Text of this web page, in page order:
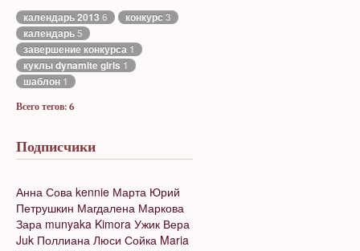
календарь 2013 6 конкурс 3
календарь5
завершение конкурса 1
куклы dynamite girls 1
шаблон 1
Всего тегов: 6
Подписчики
Анна Сова kennie Марта Юрий
Петрушкин Магдалена Маркова
Зара munyaka Kimora Ужик Вера
Juk Поллиана Люси Сойка Maria